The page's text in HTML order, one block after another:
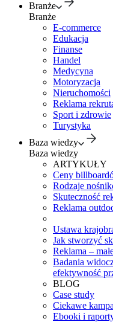
Branże
Branże
E-commerce
Edukacja
Finanse
Handel
Medycyna
Motoryzacja
Nieruchomości
Reklama
Sport i zdrowie
Turystyka
Baza wiedzy
Baza wiedzy
ARTYKUŁY
Ceny
Rodzaje
Skuteczność
Reklama
Ustawa
Jak stworzyć
Reklama –
Badania
efektywność
BLOG
Case study
Ciekawe
Ebooki i